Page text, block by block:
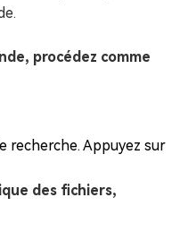
procédez comme
recherche. Appuyez sur
des fichiers,